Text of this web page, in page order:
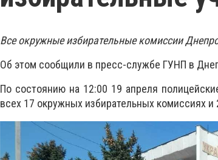
Все окружные избирательные комиссии
Об этом сообщили в пресс-службе ГУНП в
По состоянию на 12:00 19 апреля
всех 17 окружных избирательных комиссиях